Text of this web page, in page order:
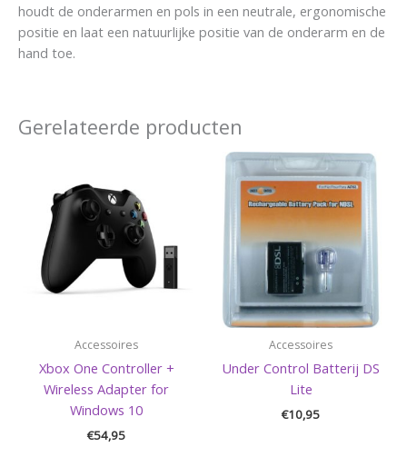
houdt de onderarmen en pols in een neutrale, ergonomische
positie en laat een natuurlijke positie van de onderarm en de
hand toe.
Gerelateerde producten
Accessoires
Xbox One Controller +
Wireless Adapter for
Windows 10
€54,95
Accessoires
Under Control Batterij DS
Lite
€10,95